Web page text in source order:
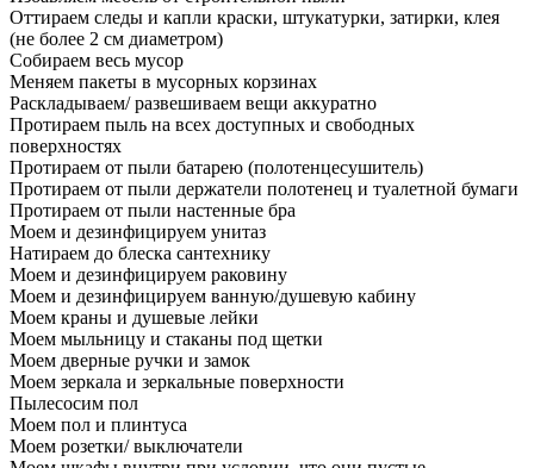
Оттираем следы и капли краски, штукатурки, затирки, клея
(не более 2 см диаметром)
Собираем весь мусор
Меняем пакеты в мусорных корзинах
Раскладываем/ развешиваем вещи аккуратно
Протираем пыль на всех доступных и свободных
поверхностях
Протираем от пыли батарею (полотенцесушитель)
Протираем от пыли держатели полотенец и туалетной бумаги
Протираем от пыли настенные бра
Моем и дезинфицируем унитаз
Натираем до блеска сантехнику
Моем и дезинфицируем раковину
Моем и дезинфицируем ванную/душевую кабину
Моем краны и душевые лейки
Моем мыльницу и стаканы под щетки
Моем дверные ручки и замок
Моем зеркала и зеркальные поверхности
Пылесосим пол
Моем пол и плинтуса
Моем розетки/ выключатели